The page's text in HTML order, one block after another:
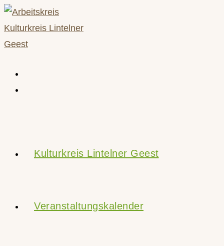
Zum
Inhalt
springen
Kulturkreis Lintelner Geest
Veranstaltungskalender